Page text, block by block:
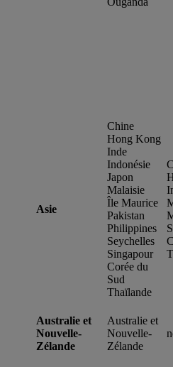
Asie
Chine
Hong Kong
Inde
Indonésie
Japon
Malaisie
Île Maurice
Pakistan
Philippines
Seychelles
Singapour
Corée du
Sud
Thaïlande
Australie et
Nouvelle-
Zélande
Australie et
Nouvelle-
Zélande